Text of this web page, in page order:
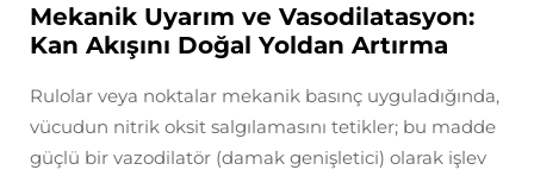
Mekanik Uyarım ve Vasodilatasyon:
Kan Akışını Doğal Yoldan Artırma
Rulolar veya noktalar mekanik basınç uyguladığında,
vücudun nitrik oksit salgılamasını tetikler; bu madde
güçlü bir vazodilatör (damak genişletici) olarak işlev